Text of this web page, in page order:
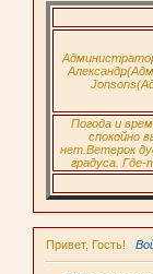
Погода и
спокойно
нет.Ветерок
градуса. Где-
Привет, Гость!